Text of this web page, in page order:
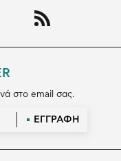
στο email σας.
ΕΓΓΡΑΦΗ